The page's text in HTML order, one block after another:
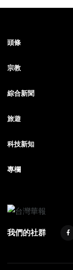
頭條
宗教
綜合新聞
旅遊
科技新知
專欄
我們的社群